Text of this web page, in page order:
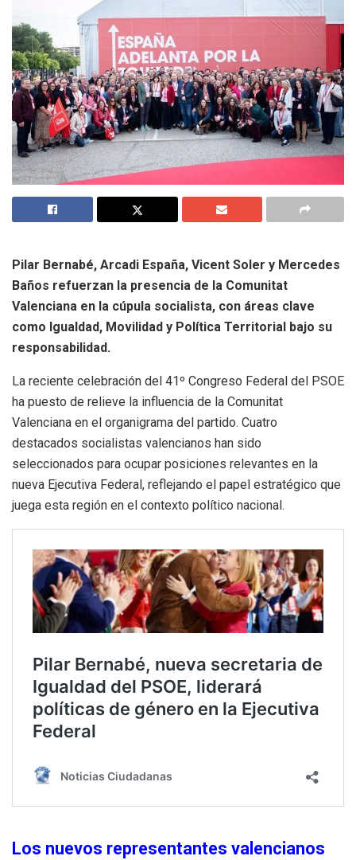
Pilar Bernabé, Arcadi España, Vicent Soler y Mercedes
Baños refuerzan la presencia de la Comunitat
Valenciana en la cúpula socialista, con áreas clave
como Igualdad, Movilidad y Política Territorial bajo su
responsabilidad.
La reciente celebración del 41º Congreso Federal del PSOE
ha puesto de relieve la influencia de la Comunitat
Valenciana en el organigrama del partido. Cuatro
destacados socialistas valencianos han sido
seleccionados para ocupar posiciones relevantes en la
nueva Ejecutiva Federal, reflejando el papel estratégico que
juega esta región en el contexto político nacional.
Los nuevos representantes valencianos